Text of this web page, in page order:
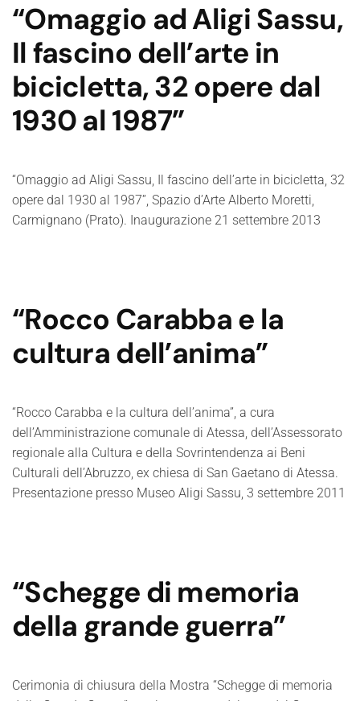
“Omaggio ad Aligi Sassu,
Il fascino dell’arte in
bicicletta, 32 opere dal
1930 al 1987”
“Omaggio ad Aligi Sassu, Il fascino dell’arte in bicicletta, 32
opere dal 1930 al 1987”, Spazio d’Arte Alberto Moretti,
Carmignano (Prato). Inaugurazione 21 settembre 2013
“Rocco Carabba e la
cultura dell’anima”
“Rocco Carabba e la cultura dell’anima”, a cura
dell’Amministrazione comunale di Atessa, dell’Assessorato
regionale alla Cultura e della Sovrintendenza ai Beni
Culturali dell’Abruzzo, ex chiesa di San Gaetano di Atessa.
Presentazione presso Museo Aligi Sassu, 3 settembre 2011
“Schegge di memoria
della grande guerra”
Cerimonia di chiusura della Mostra “Schegge di memoria